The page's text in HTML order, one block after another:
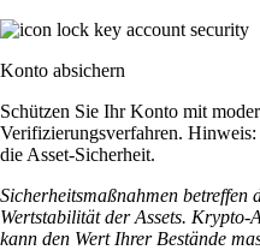
Konto absichern
Schützen Sie Ihr Konto mit
Verifizierungsverfahren.
die Asset-Sicherheit.
Sicherheitsmaßnahmen
Wertstabilität der Assets.
kann den Wert Ihrer Bestände